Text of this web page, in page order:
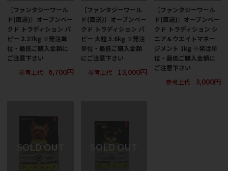
［ファンタジーワール
ド(直送)］オーブンベー
クド トラディション パ
ピー 2.27kg ※発注単
位・最低ご購入金額に
ご注意下さい
参考上代
6,700円
［ファンタジーワール
ド(直送)］オーブンベー
クド トラディション パ
ピー 大粒 5.6kg ※発注
単位・最低ご購入金額
にご注意下さい
参考上代
13,000円
［ファンタジーワール
ド(直送)］オーブンベー
クド トラディション シ
ニア＆ウエイトマネー
ジメント 1kg ※発注単
位・最低ご購入金額に
ご注意下さい
参考上代
3,000円